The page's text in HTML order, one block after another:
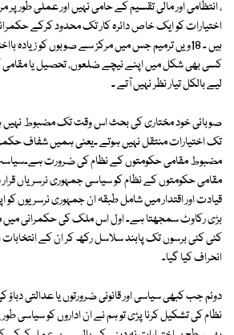
، انتظامی اور مالی تقسیم کے حامی نہیں اور عملی طور پر
اختیارات کو ایک خاص دائرہ کار تک محدود کرکے
ہیں ۔ 18ویں ترمیم جس میں مرکز سے صوبوں کو زیادہ
کسی بھی شکل میں اپنے نیچے ضلعوں، تحصیل یا مقامی
لیے بالکل تیار نظر نہیں آتے ۔
صوبائی خود مختاری کی بحث اس وقت تک مضبوط
تک اختیارات منتقل نہیں ہوتے ۔یعنی ہمیں شفاف
مضبوط مقامی حکومتوں کے نظام کی ضرورت
مقامی حکومتوں کے نظام کو سیاسی جمہوری نرسریاں
قیادت اور اقتدار میں شامل طبقہ ان جمہوری نرسریوں
بڑی رکاوٹ سمجھتا ہے۔ اول اس ملک کی حکمرانی میں
کئی کئی برسوں تک پابند سلاسل رکھ کر ان کے
انحراف کیا گیا۔
دوئم جب کبھی سیاسی اور قانونی ضرورتوں یا عدالتی
نظام کی تشکیل کرنا پڑی تو ہم نے ان اداروں کو سیاسی